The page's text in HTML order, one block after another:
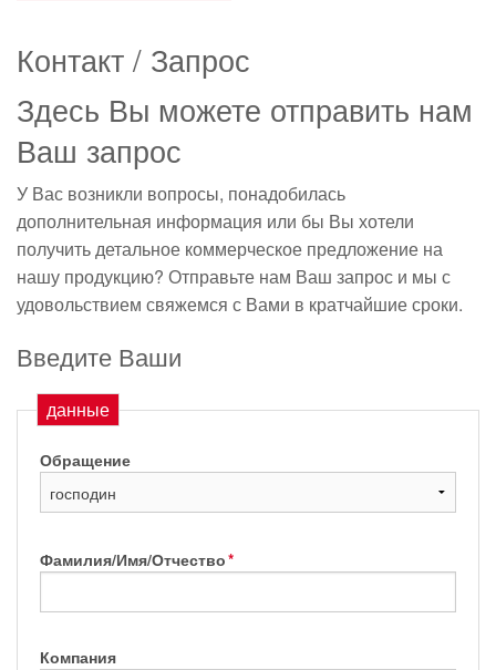
Контакт / Запрос
Здесь Вы можете отправить нам
Ваш запрос
У Вас возникли вопросы, понадобилась
дополнительная информация или бы Вы хотели
получить детальное коммерческое предложение на
нашу продукцию? Отправьте нам Ваш запрос и мы с
удовольствием свяжемся с Вами в кратчайшие сроки.
Введите Ваши
данные
Обращение
Фамилия/Имя/Отчество*
Компания